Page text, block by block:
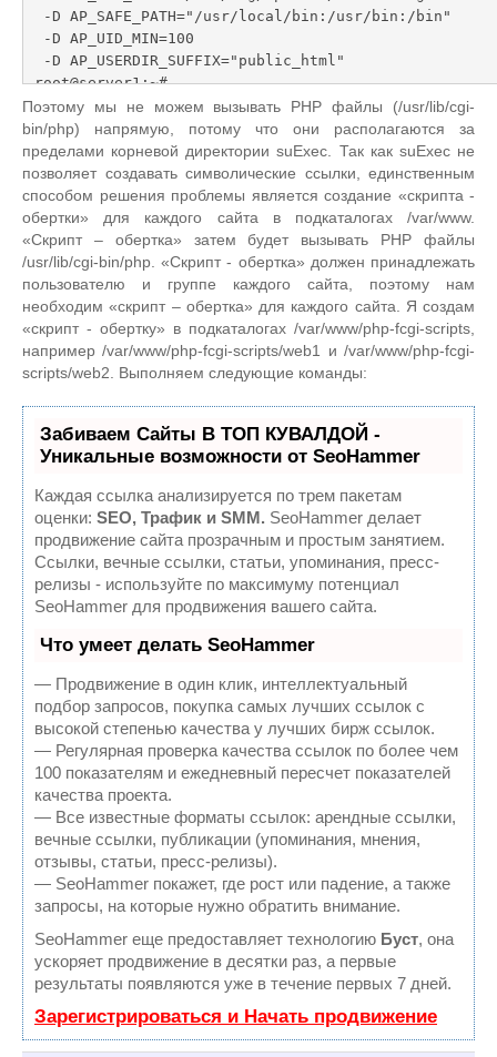
root@server1:~#
Поэтому мы не можем вызывать PHP файлы (/usr/lib/cgi-
bin/php) напрямую, потому что они располагаются за
пределами корневой директории suExec. Так как suExec не
позволяет создавать символические ссылки, единственным
способом решения проблемы является создание «скрипта -
обертки» для каждого сайта в подкаталогах /var/www.
«Скрипт – обертка» затем будет вызывать PHP файлы
/usr/lib/cgi-bin/php. «Скрипт - обертка» должен принадлежать
пользователю и группе каждого сайта, поэтому нам
необходим «скрипт – обертка» для каждого сайта. Я создам
«скрипт - обертку» в подкаталогах /var/www/php-fcgi-scripts,
например /var/www/php-fcgi-scripts/web1 и /var/www/php-fcgi-
scripts/web2. Выполняем следующие команды:
Забиваем Сайты В ТОП КУВАЛДОЙ -
Уникальные возможности от SeoHammer
Каждая ссылка анализируется по трем пакетам
оценки: SEO, Трафик и SMM. SeoHammer делает
продвижение сайта прозрачным и простым занятием.
Ссылки, вечные ссылки, статьи, упоминания, пресс-
релизы - используйте по максимуму потенциал
SeoHammer для продвижения вашего сайта.
Что умеет делать SeoHammer
— Продвижение в один клик, интеллектуальный
подбор запросов, покупка самых лучших ссылок с
высокой степенью качества у лучших бирж ссылок.
— Регулярная проверка качества ссылок по более чем
100 показателям и ежедневный пересчет показателей
качества проекта.
— Все известные форматы ссылок: арендные ссылки,
вечные ссылки, публикации (упоминания, мнения,
отзывы, статьи, пресс-релизы).
— SeoHammer покажет, где рост или падение, а также
запросы, на которые нужно обратить внимание.
SeoHammer еще предоставляет технологию Буст, она
ускоряет продвижение в десятки раз, а первые
результаты появляются уже в течение первых 7 дней.
Зарегистрироваться и Начать продвижение